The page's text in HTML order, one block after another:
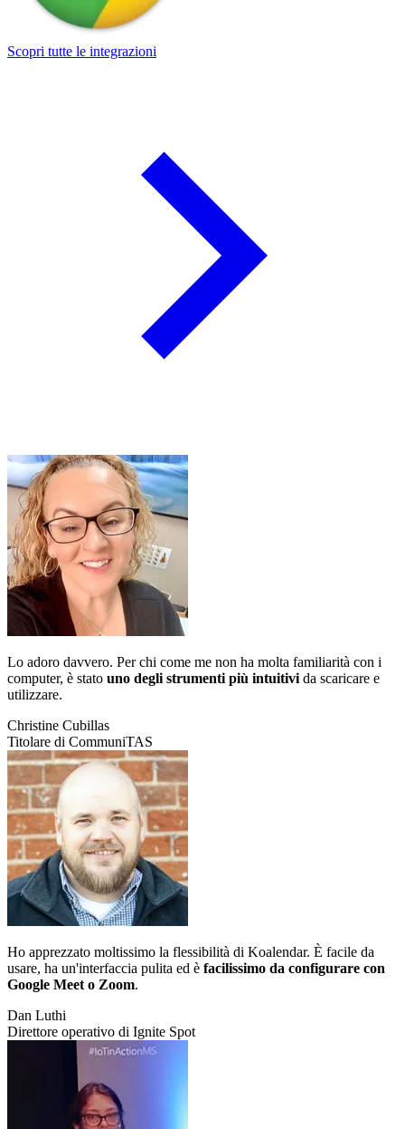
Scopri tutte le integrazioni
Lo adoro davvero. Per chi come me non ha molta familiarità con i
computer, è stato uno degli strumenti più intuitivi da scaricare e
utilizzare.
Christine Cubillas
Titolare di CommuniTAS
Ho apprezzato moltissimo la flessibilità di Koalendar. È facile da
usare, ha un'interfaccia pulita ed è facilissimo da configurare con
Google Meet o Zoom.
Dan Luthi
Direttore operativo di Ignite Spot